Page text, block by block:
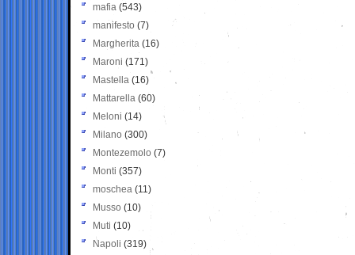
mafia (543)
manifesto (7)
Margherita (16)
Maroni (171)
Mastella (16)
Mattarella (60)
Meloni (14)
Milano (300)
Montezemolo (7)
Monti (357)
moschea (11)
Musso (10)
Muti (10)
Napoli (319)